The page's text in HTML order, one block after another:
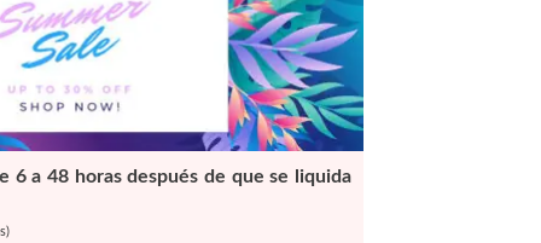
6 a 48 horas después de que se liquida